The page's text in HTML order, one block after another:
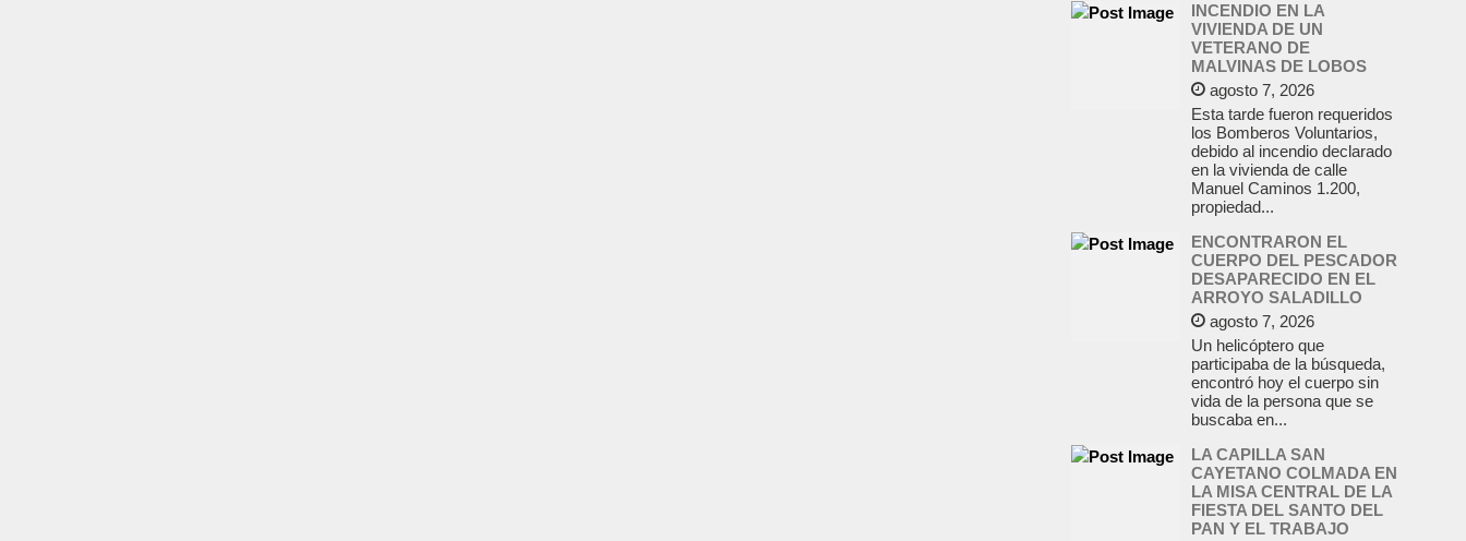
INCENDIO EN LA
VIVIENDA DE UN
VETERANO DE
MALVINAS DE LOBOS
agosto 7, 2026
Esta tarde fueron requeridos
los Bomberos Voluntarios,
debido al incendio declarado
en la vivienda de calle
Manuel Caminos 1.200,
propiedad...
ENCONTRARON EL
CUERPO DEL PESCADOR
DESAPARECIDO EN EL
ARROYO SALADILLO
agosto 7, 2026
Un helicóptero que
participaba de la búsqueda,
encontró hoy el cuerpo sin
vida de la persona que se
buscaba en...
LA CAPILLA SAN
CAYETANO COLMADA EN
LA MISA CENTRAL DE LA
FIESTA DEL SANTO DEL
PAN Y EL TRABAJO